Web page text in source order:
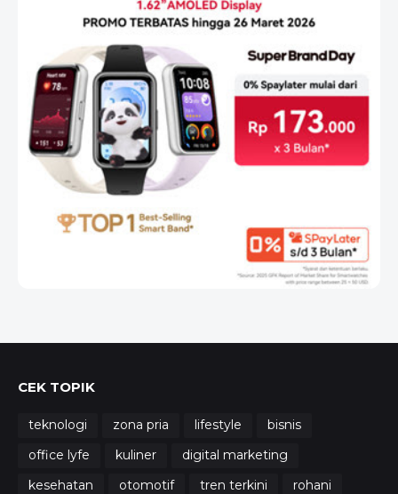
CEK TOPIK
teknologi zona pria lifestyle
bisnis
office lyfe
kuliner
digital marketing
kesehatan
otomotif tren terkini
rohani